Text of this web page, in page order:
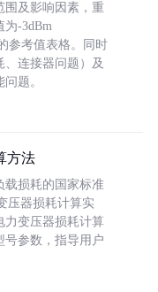
围及影响因素，重
为-3dBm
参考值表格。同时
连接器问题）及
题。
方法
载损耗的国家标准
压器损耗计算实
力变压器损耗计算
号参数，指导用户